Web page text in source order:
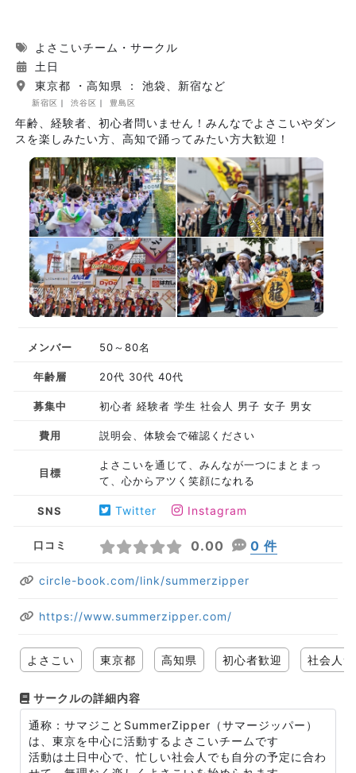
よさこいチーム・サークル
土日
東京都 ・高知県 ： 池袋、新宿など
新宿区 渋谷区 豊島区
年齢、経験者、初心者問いません！みんなでよさこいやダン
スを楽しみたい方、高知で踊ってみたい方大歓迎！
メンバー 50～80名
年齢層 20代 30代 40代
募集中 初心者 経験者 学生 社会人 男子 女子 男女
費用 説明会、体験会で確認ください
目標
よさこいを通じて、みんなが一つにまとまっ
て、心からアツく笑顔になれる
SNS Twitter Instagram
口コミ 0.00 0 件
circle-book.com/link/summerzipper
https://www.summerzipper.com/
よさこい 東京都 高知県 初心者歓迎 社会人
サークルの詳細内容
通称：サマジことSummerZipper（サマージッパー）
は、東京を中心に活動するよさこいチームです
活動は土日中心で、忙しい社会人でも自分の予定に合わ